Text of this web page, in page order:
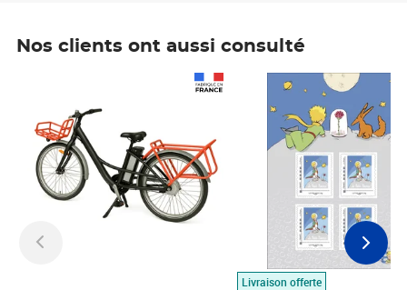
Nos clients ont aussi consulté
Livraison offerte
Prix 7,50€